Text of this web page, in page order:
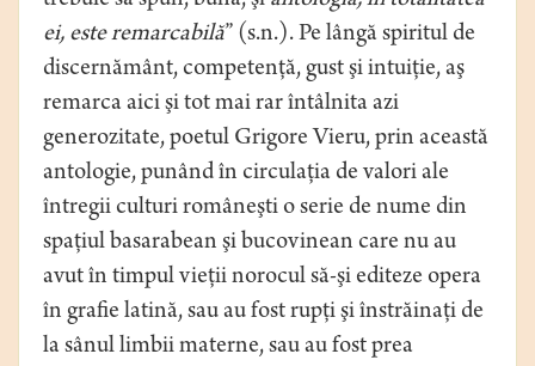
ei, este remarcabilă” (s.n.). Pe lângă spiritul de
discernământ, competenţă, gust şi intuiţie, aş
remarca aici şi tot mai rar întâlnita azi
generozitate, poetul Grigore Vieru, prin această
antologie, punând în circulaţia de valori ale
întregii culturi româneşti o serie de nume din
spaţiul basarabean şi bucovinean care nu au
avut în timpul vieţii norocul să-şi editeze opera
în grafie latină, sau au fost rupţi şi înstrăinaţi de
la sânul limbii materne, sau au fost prea